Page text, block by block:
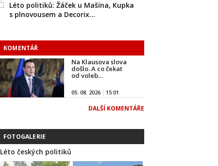
Léto politiků: Žáček u Mašína, Kupka
s plnovousem a Decorix…
KOMENTÁŘ
Na Klausova slova
došlo. A co čekat
od voleb…
05. 08. 2026 15:01
DALŠÍ KOMENTÁŘE
FOTOGALERIE
Léto českých politiků